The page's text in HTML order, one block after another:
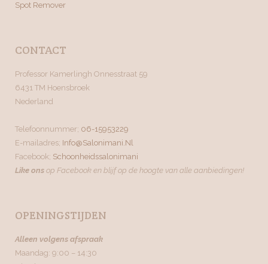
Spot Remover
CONTACT
Professor Kamerlingh Onnesstraat 59
6431 TM Hoensbroek
Nederland
Telefoonnummer; 06-15953229
E-mailadres; Info@salonimani.nl
Facebook; Schoonheidssalonimani
Like ons op Facebook en blijf op de hoogte van alle aanbiedingen!
OPENINGSTIJDEN
Alleen volgens afspraak
Maandag: 9:00 – 14:30